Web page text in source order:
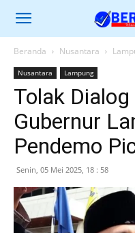
Beranda Nusantara
Nusantara Lampung
Tolak
Gubernur
Pendemo
Senin, 05 Mei 2025, 18 : 58